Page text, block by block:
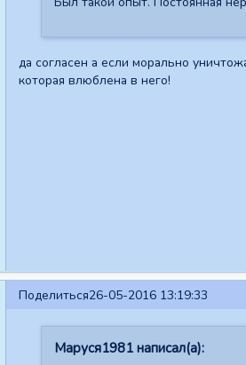
да согласен а если морально
которая влюблена в него!
Поделиться26-05-2016 13:19:33
Маруся1981 написал(а):